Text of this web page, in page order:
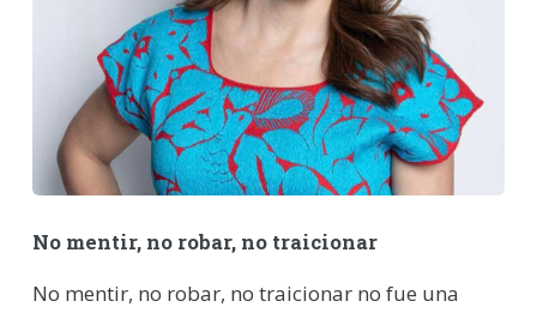
No mentir, no robar, no traicionar
No mentir, no robar, no traicionar no fue una